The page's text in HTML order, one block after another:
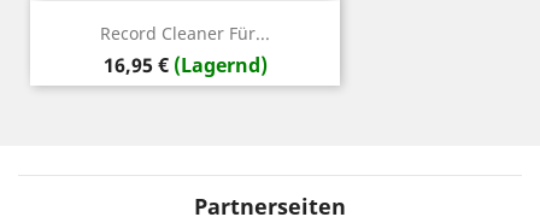
Record Cleaner Für...
Preis
16,95 € (Lagernd)
Partnerseiten